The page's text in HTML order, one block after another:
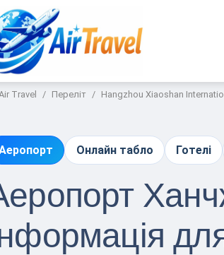
Travel Переліт Hangzhou Xiaoshan
Онлайн табло Готелі